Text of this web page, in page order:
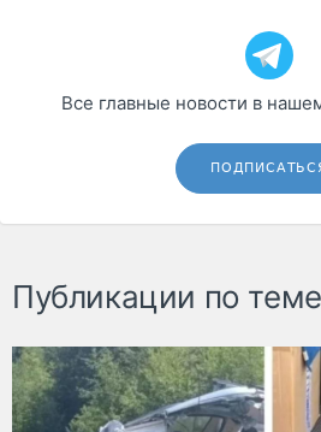
Все главные новости в
Публикации по теме